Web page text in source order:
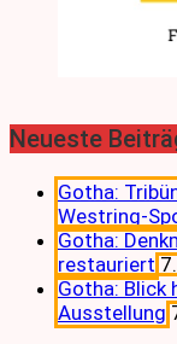
Neueste
Gotha:
Westring-
Gotha:
restauriert
Gotha: Blick
Ausstellung